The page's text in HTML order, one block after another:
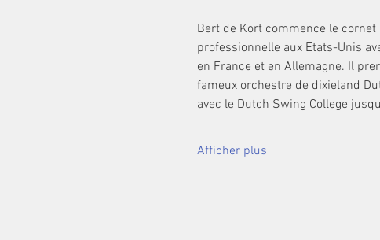
Bert de Kort commence le
professionnelle aux Etats-Unis
en France et en Allemagne. Il
fameux orchestre de dixieland
avec le Dutch Swing College
Afficher plus